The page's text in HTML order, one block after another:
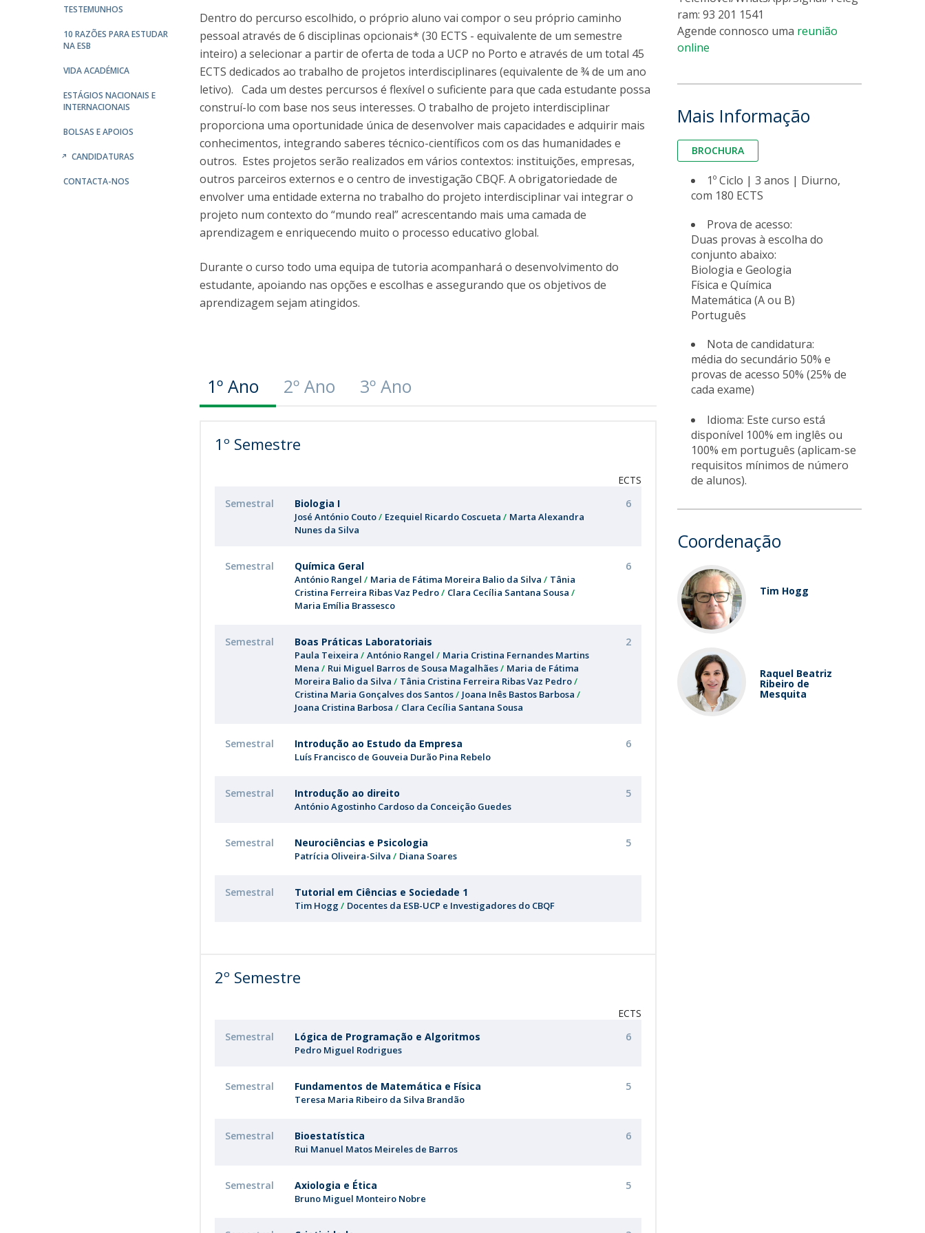
Doutoramentos
Pós-Graduações
Formação Avançada
Parcerias Estratégicas
Iniciativas Nacionais
O que dizem sobre a ESB
Clube de Inovação e Conhecimento
Teen Academy
Bio & Tec: Cientista por um dia
Conferências em Biotecnologia
Tertúlias na Biotecnologia
Jornadas de Biotecnologia
Laboratório Nacional de Referência para Materiais &
Embalagens
CINATE - Laboratório de Análises e Ensaios a Alimentos
e Embalagens
TESTEMUNHOS
10 RAZÕES PARA ESTUDAR
NA ESB
VIDA ACADÉMICA
ESTÁGIOS NACIONAIS E
INTERNACIONAIS
BOLSAS E APOIOS
CANDIDATURAS
CONTACTA-NOS
Dentro do percurso escolhido, o próprio aluno vai compor o seu próprio caminho
pessoal através de 6 disciplinas opcionais* (30 ECTS - equivalente de um semestre
inteiro) a selecionar a partir de oferta de toda a UCP no Porto e através de um total 45
ECTS dedicados ao trabalho de projetos interdisciplinares (equivalente de ¾ de um ano
letivo). Cada um destes percursos é flexível o suficiente para que cada estudante possa
construí-lo com base nos seus interesses. O trabalho de projeto interdisciplinar
proporciona uma oportunidade única de desenvolver mais capacidades e adquirir mais
conhecimentos, integrando saberes técnico-científicos com os das humanidades e
outros. Estes projetos serão realizados em vários contextos: instituições, empresas,
outros parceiros externos e o centro de investigação CBQF. A obrigatoriedade de
envolver uma entidade externa no trabalho do projeto interdisciplinar vai integrar o
projeto num contexto do “mundo real” acrescentando mais uma camada de
aprendizagem e enriquecendo muito o processo educativo global.
Durante o curso todo uma equipa de tutoria acompanhará o desenvolvimento do
estudante, apoiando nas opções e escolhas e assegurando que os objetivos de
aprendizagem sejam atingidos.
1º Ano 2º Ano 3º Ano
1º Semestre
ECTS
Semestral
Biologia I
José António Couto Ezequiel Ricardo Coscueta
Marta Alexandra
Nunes da Silva
6
Semestral Química Geral
António Rangel Maria de Fátima Moreira Balio da Silva
Tânia
Cristina Ferreira Ribas Vaz Pedro
Clara Cecília Santana Sousa
Maria Emília Brassesco
6
Semestral Boas Práticas Laboratoriais
Paula Teixeira António Rangel
Maria Cristina Fernandes Martins
Mena
Rui Miguel Barros de Sousa Magalhães
Maria de Fátima
Moreira Balio da Silva
Tânia Cristina Ferreira Ribas Vaz Pedro
Cristina Maria Gonçalves dos Santos
Joana Inês Bastos Barbosa
Joana Cristina Barbosa
Clara Cecília Santana Sousa
2
Semestral Introdução ao Estudo da Empresa
Luís Francisco de Gouveia Durão Pina Rebelo
6
Semestral Introdução ao direito
António Agostinho Cardoso da Conceição Guedes
5
Semestral Neurociências e Psicologia
Patrícia Oliveira-Silva Diana Soares
5
Semestral Tutorial em Ciências e Sociedade 1
Tim Hogg Docentes da ESB-UCP e Investigadores do CBQF
2º Semestre
ECTS
Semestral
Lógica de Programação e Algoritmos
Pedro Miguel Rodrigues
6
Semestral Fundamentos de Matemática e Física
Teresa Maria Ribeiro da Silva Brandão
5
Semestral Bioestatística
Rui Manuel Matos Meireles de Barros
6
Semestral Axiologia e Ética
Bruno Miguel Monteiro Nobre
5
ram: 93 201 1541
Agende connosco uma reunião
online
Mais Informação
BROCHURA
1º Ciclo | 3 anos | Diurno,
com 180 ECTS
Prova de acesso:
Duas provas à escolha do
conjunto abaixo:
Biologia e Geologia
Física e Química
Matemática (A ou B)
Português
Nota de candidatura:
média do secundário 50% e
provas de acesso 50% (25% de
cada exame)
Idioma: Este curso está
disponível 100% em inglês ou
100% em português (aplicam-se
requisitos mínimos de número
de alunos).
Coordenação
Tim Hogg
Raquel Beatriz
Ribeiro de
Mesquita